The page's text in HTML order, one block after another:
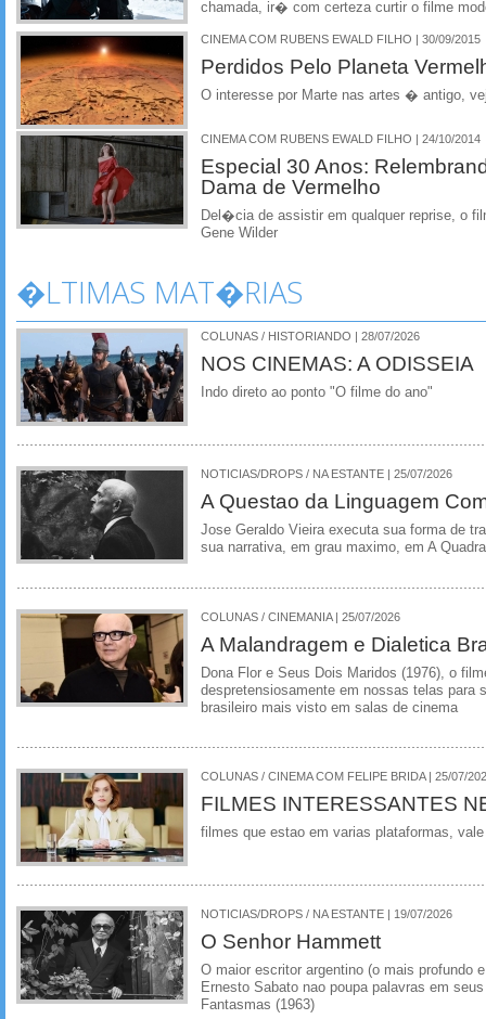
chamada, ir� com certeza curtir o filme
CINEMA COM RUBENS EWALD FILHO | 30/09/2015
Perdidos Pelo Planeta
O interesse por Marte nas artes � antigo,
CINEMA COM RUBENS EWALD FILHO | 24/10/2014
Especial 30 Anos:
Dama de Vermelho
Del�cia de assistir em qualquer reprise, o
Gene Wilder
�LTIMAS MAT�RIAS
COLUNAS / HISTORIANDO | 28/07/2026
NOS CINEMAS: A ODISSEIA
Indo direto ao ponto "O filme do ano"
NOTICIAS/DROPS / NA ESTANTE | 25/07/2026
A Questao da Linguagem
Jose Geraldo Vieira executa sua forma de
sua narrativa, em grau maximo, em A
COLUNAS / CINEMANIA | 25/07/2026
A Malandragem e Dialetica
Dona Flor e Seus Dois Maridos (1976), o
despretensiosamente em nossas telas para
brasileiro mais visto em salas de cinema
COLUNAS / CINEMA COM FELIPE BRIDA | 25/07/
FILMES INTERESSANTES
filmes que estao em varias plataformas,
NOTICIAS/DROPS / NA ESTANTE | 19/07/2026
O Senhor Hammett
O maior escritor argentino (o mais profundo
Ernesto Sabato nao poupa palavras em
Fantasmas (1963)